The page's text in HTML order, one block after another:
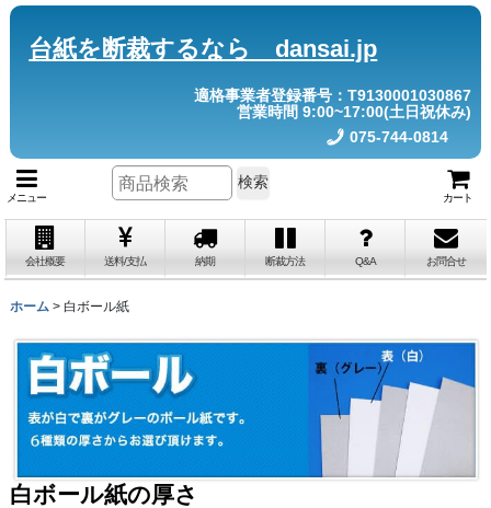
台紙を断裁するなら dansai.jp
適格事業者登録番号：T9130001030867
営業時間 9:00~17:00(土日祝休み)
075-744-0814
メニュー カート
検索
会社概要 送料/支払 納期 断裁方法 Q&A お問合せ
ホーム > 白ボール紙
白ボール紙の厚さ